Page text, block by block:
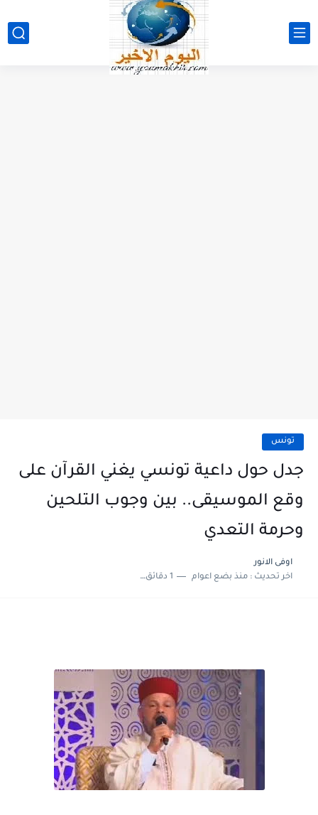
تونس
جدل حول داعية تونسي يغني القرآن على
وقع الموسيقى.. بين وجوب التلحين
وحرمة التعدي
اوفى الانور
اخر تحديث :منذ بضع اعوام 1 دقائق للقراءة